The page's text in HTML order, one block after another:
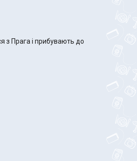
з Прага і прибувають до